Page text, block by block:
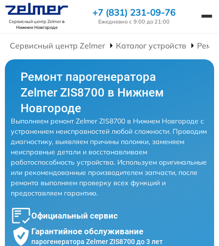
Сервисный центр Zelmerв
Нижнем Новгороде
+7 (831) 231-09-76
Ежедневно с 9:00 до 21:00
Сервисный центр Zelmer Каталог устройств
Ремонт парогенератора
Zelmer ZIS8700 в Нижнем
Новгороде
Выполняем ремонт Zelmer ZIS8700 в Нижнем Новгороде с
устранением неисправностей любой сложности. Проводим
диагностику, выявляем причины поломки, заменяем
неисправные детали и восстанавливаем
работоспособность устройства. Используем оригинальные
или рекомендованные производителем запчасти, после
ремонта выполняем проверку всех функций и
предоставляем гарантию.
Официальный сервис
Гарантийное обслуживание
парогенератора Zelmer ZIS8700 до 3 лет